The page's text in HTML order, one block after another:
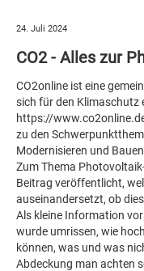
24. Juli 2024
CO2 - Alles zur
CO2online ist eine
sich für den Klimaschutz
https://
zu den
Modernisieren und
Zum Thema
Beitrag veröffentlicht,
auseinandersetzt, ob
Als kleine Information
wurde umrissen, wie
können, was und was
Abdeckung man achten